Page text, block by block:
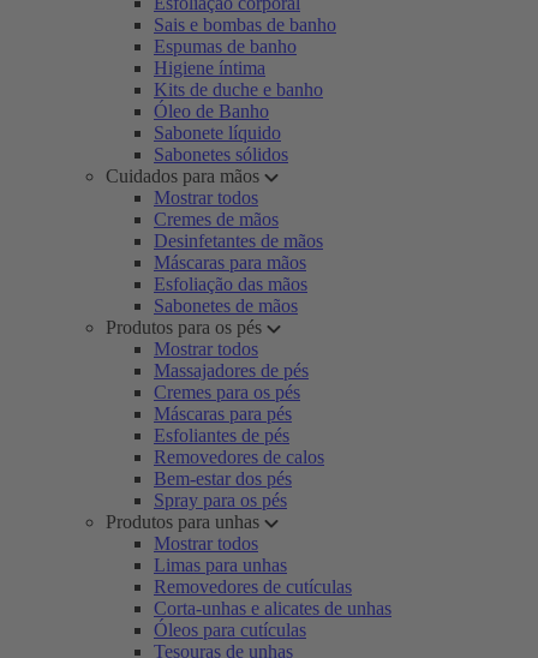
Sais e bombas de banho
Espumas de banho
Higiene íntima
Kits de duche e banho
Óleo de Banho
Sabonete líquido
Sabonetes sólidos
Cuidados para mãos
Mostrar todos
Cremes de mãos
Desinfetantes de mãos
Máscaras para mãos
Esfoliação das mãos
Sabonetes de mãos
Produtos para os pés
Mostrar todos
Massajadores de pés
Cremes para os pés
Máscaras para pés
Esfoliantes de pés
Removedores de calos
Bem-estar dos pés
Spray para os pés
Produtos para unhas
Mostrar todos
Limas para unhas
Removedores de cutículas
Corta-unhas e alicates de unhas
Óleos para cutículas
Tesouras de unhas